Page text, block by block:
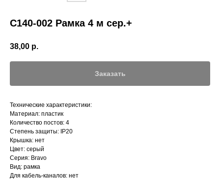
С140-002 Рамка 4 м сер.+
38,00 р.
Заказать
Технические характеристики:
Материал: пластик
Количество постов: 4
Степень защиты: IP20
Крышка: нет
Цвет: серый
Серия: Bravo
Вид: рамка
Для кабель-каналов: нет